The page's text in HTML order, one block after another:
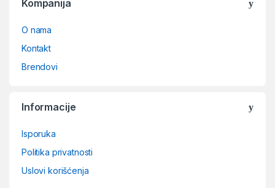
Kompanija
O nama
Kontakt
Brendovi
Informacije
Isporuka
Politika privatnosti
Uslovi korišćenja